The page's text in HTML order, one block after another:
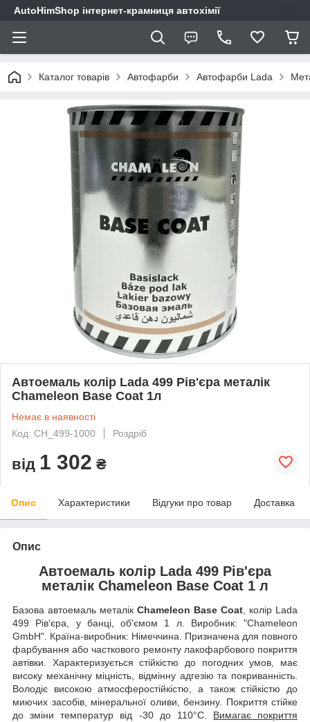
AutoHimShop інтернет-крамниця автохімії
Каталог товарів Автофарби Автофарби Lada
Автоемаль колір Lada 499 Рів'єра металік
Chameleon Base Coat 1л
Немає в наявності
Код: CH_499-1000
Роздріб
від 1 302 ₴
Опис Характеристики Відгуки про товар Доставка
Опис
Автоемаль колір Lada 499 Рів'єра
металік Chameleon Base Coat 1 л
Базова автоемаль металік Chameleon Base Coat, колір Lada
499 Рів'єра, у банці, об'ємом 1 л. Виробник: "Chameleon
GmbH". Країна-виробник: Німеччина. Призначена для повного
фарбування або часткового ремонту лакофарбового покриття
автівки. Характеризується стійкістю до погодних умов, має
високу механічну міцність, відмінну адгезію та покриванність.
Володіє високою атмосферостійкістю, а також стійкістю до
миючих засобів, мінеральної оливи, бензину. Покриття стійке
до зміни температур від -30 до 110°C. Вимагає покриття